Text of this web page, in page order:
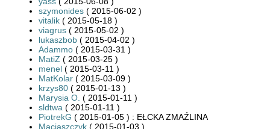
szymonides ( 2015-06-02 )
vitalik ( 2015-05-18 )
viagrus ( 2015-05-02 )
lukaszbob ( 2015-04-02 )
Adammo ( 2015-03-31 )
MatiZ ( 2015-03-25 )
menel ( 2015-03-11 )
MatKolar ( 2015-03-09 )
krzys80 ( 2015-01-13 )
Marysia O. ( 2015-01-11 )
sldtwa ( 2015-01-11 )
PiotrekG ( 2015-01-05 ) : EŁCKA ZMAŹLINA
Maciaszczyk ( 2015-01-03 )